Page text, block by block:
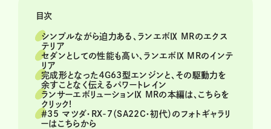
目次
シンプルながら迫力ある、ランエボⅨ MRのエクス
テリア
セダンとしての性能も高い、ランエボⅨ MRのインテ
リア
完成形となった４G63型エンジンと、その駆動力を
余すことなく伝えるパワートレイン
ランサーエボリューションⅨ MRの本編は、こちらを
クリック!
＃35 マツダ・RX-7（SA22C・初代）のフォトギャラリ
ーはこちらから